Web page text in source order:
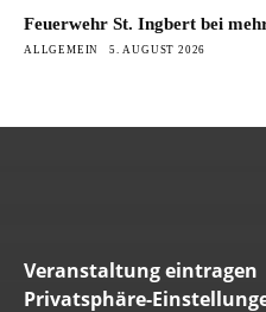
Feuerwehr St. Ingbert bei
ALLGEMEIN 5. AUGUST 2026
Veranstaltung eintragen
Privatsphäre-